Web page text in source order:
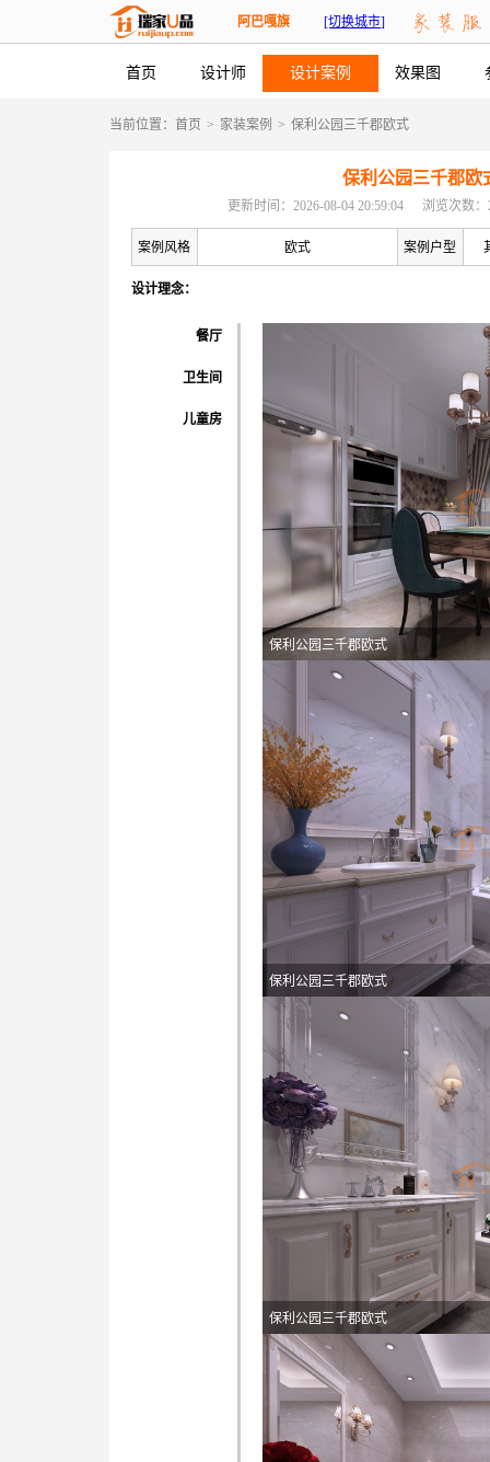
阿巴嘎旗 [切换城市]
首页 设计师 设计案例 效果图
当前位置： 首页 > 家装案例 > 保利公园三千郡欧式
保利公园三千郡欧
更新时间：2026-08-04 20:59:04 浏览次数：
案例风格 欧式 案例户型
设计理念：
餐厅
卫生间
儿童房
保利公园三千郡欧式
保利公园三千郡欧式
保利公园三千郡欧式